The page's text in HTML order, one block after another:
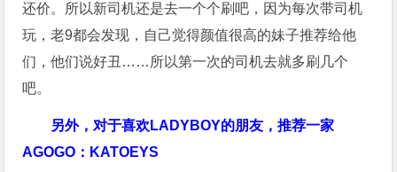
还价。所以新司机还是去一个个刷吧，因为每次带司机
玩，老9都会发现，自己觉得颜值很高的妹子推荐给他
们，他们说好丑……所以第一次的司机去就多刷几个
吧。
另外，对于喜欢LADYBOY的朋友，推荐一家
AGOGO：KATOEYS